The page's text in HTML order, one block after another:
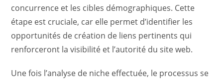
concurrence et les cibles démographiques. Cette
étape est cruciale, car elle permet d’identifier les
opportunités de création de liens pertinents qui
renforceront la visibilité et l’autorité du site web.
Une fois l’analyse de niche effectuée, le processus se